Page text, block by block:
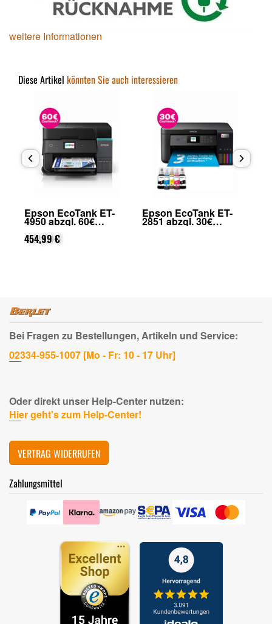
weitere Informationen
Diese Artikel könnten Sie auch interessieren
Epson EcoTank ET-
4950 abzgl. 60€
Cashback (von Epson
nach Registrierung)
454,99 €
Epson EcoTank ET-
2851 abzgl. 30€
Cashback (von Epson
Bei Fragen zu Bestellungen, Artikeln und Service:
02334-955-1007 [Mo - Fr: 10 - 17 Uhr]
Oder direkt unser Help-Center nutzen:
Hier geht's zum Help-Center!
VERTRAG WIDERRUFEN
Zahlungsmittel